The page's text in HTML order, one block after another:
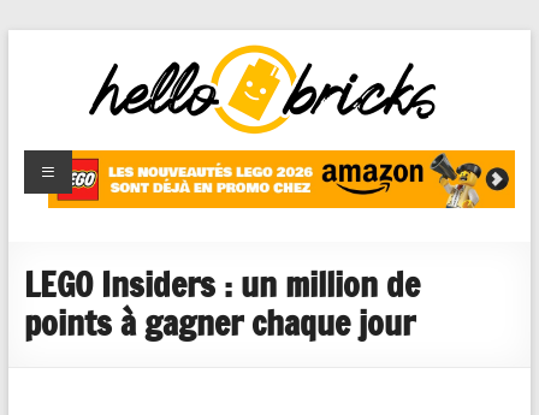
HelloBricks
Blog LEGO,
nouveaut�s
reviews
LEGO Insiders : un million de
points à gagner chaque jour